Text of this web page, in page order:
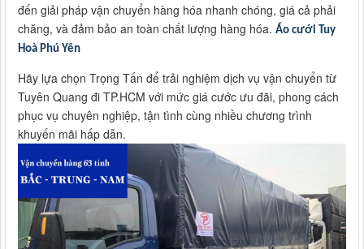
đến giải pháp vận chuyển hàng hóa nhanh chóng, giá cả phải
chăng, và đảm bảo an toàn chất lượng hàng hóa. Áo cưới Tuy
Hoà Phú Yên
Hãy lựa chọn Trọng Tấn để trải nghiệm dịch vụ vận chuyển từ
Tuyên Quang đi TP.HCM với mức giá cước ưu đãi, phong cách
phục vụ chuyên nghiệp, tận tình cùng nhiều chương trình
khuyến mãi hấp dẫn.